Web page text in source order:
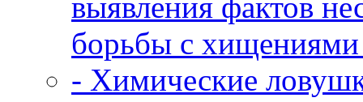
борьбы с
- Химические